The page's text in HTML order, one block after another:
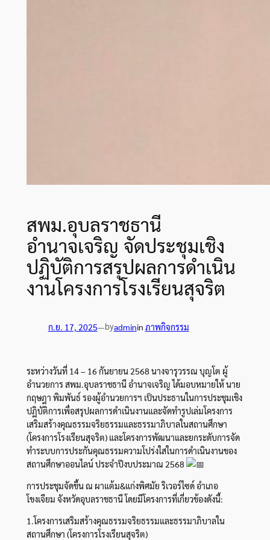
สพม.อุบลราชธานี
อำนาจเจริญ จัดประชุมเชิง
ปฏิบัติการสรุปผลการดำเนิน
งานโครงการโรงเรียนสุจริต
ก.ย. 17, 2025—byadminin ภาพกิจกรรม
ระหว่างวันที่ 14 – 16 กันยายน 2568 นางจารุวรรณ บุญโต ผู้
อำนวยการ สพม.อุบลราชธานี อำนาจเจริญ ได้มอบหมายให้ นาย
กฤษฎา พิมพันธ์ รองผู้อำนวยการฯ เป็นประธานในการประชุมเชิง
ปฏิบัติการเพื่อสรุปผลการดำเนินงานและจัดทำรูปเล่มโครงการ
เสริมสร้างคุณธรรมจริยธรรมและธรรมาภิบาลในสถานศึกษา
(โครงการโรงเรียนสุจริต) และโครงการพัฒนาและยกระดับการจัด
ทำระบบการประกันคุณธรรมความโปร่งใสในการดำเนินงานของ
สถานศึกษาออนไลน์ ประจำปีงบประมาณ 2568
การประชุมจัดขึ้น ณ ผาแต้ม&แก่งพิศมัย ริเวอร์ไซด์ อำเภอ
โขงเจียม จังหวัดอุบลราชธานี โดยมีโครงการที่เกี่ยวข้องดังนี้:
1.โครงการเสริมสร้างคุณธรรมจริยธรรมและธรรมาภิบาลใน
สถานศึกษา (โครงการโรงเรียนสุจริต)